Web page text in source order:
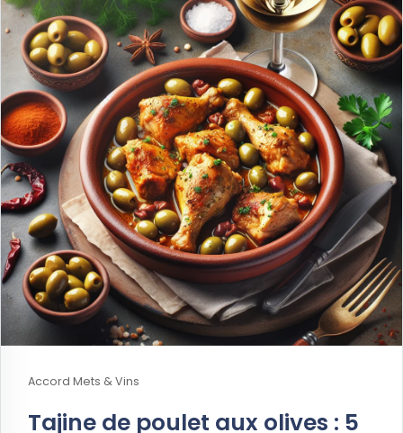
Accord Mets & Vins
Tajine de poulet aux olives : 5